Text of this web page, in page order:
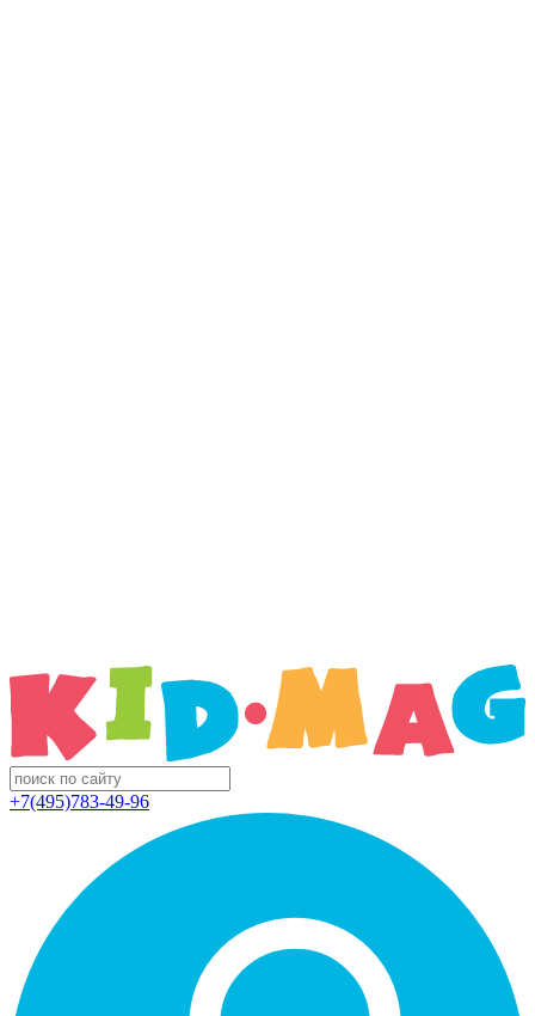
+7(495)783-49-96